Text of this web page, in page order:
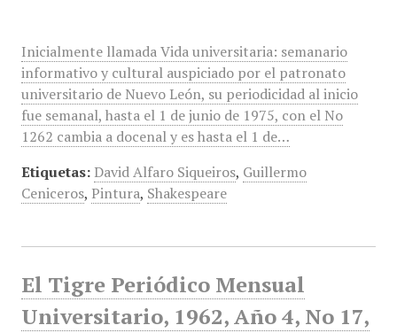
Inicialmente llamada Vida universitaria: semanario
informativo y cultural auspiciado por el patronato
universitario de Nuevo León, su periodicidad al inicio
fue semanal, hasta el 1 de junio de 1975, con el No
1262 cambia a docenal y es hasta el 1 de…
Etiquetas: David Alfaro Siqueiros, Guillermo
Ceniceros, Pintura, Shakespeare
El Tigre Periódico Mensual
Universitario, 1962, Año 4, No 17,